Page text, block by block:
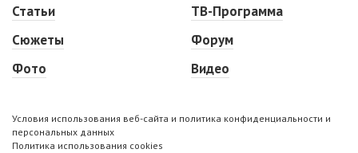
Статьи
Сюжеты
Фото
ТВ-Программа
Форум
Видео
Условия использования веб-сайта и политика конфиденциальности и
персональных данных
Политика использования cookies